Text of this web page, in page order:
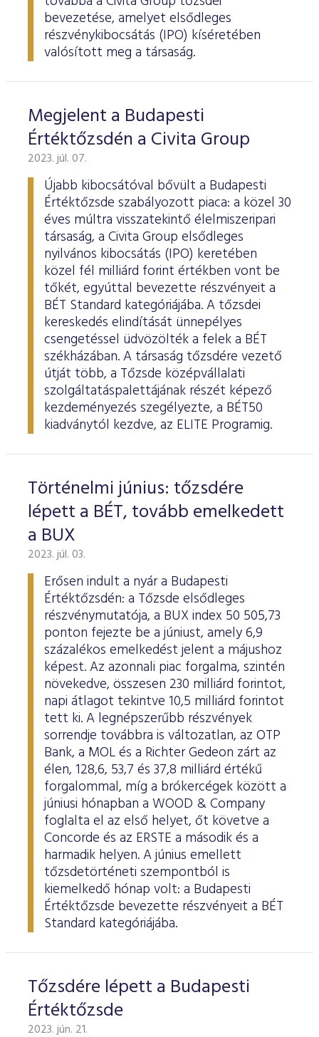
bevezetése, amelyet elsődleges
részvénykibocsátás (IPO) kíséretében
valósított meg a társaság.
Megjelent a Budapesti
Értéktőzsdén a Civita Group
2023. júl. 07.
Újabb kibocsátóval bővült a Budapesti
Értéktőzsde szabályozott piaca: a közel 30
éves múltra visszatekintő élelmiszeripari
társaság, a Civita Group elsődleges
nyilvános kibocsátás (IPO) keretében
közel fél milliárd forint értékben vont be
tőkét, egyúttal bevezette részvényeit a
BÉT Standard kategóriájába. A tőzsdei
kereskedés elindítását ünnepélyes
csengetéssel üdvözölték a felek a BÉT
székházában. A társaság tőzsdére vezető
útját több, a Tőzsde középvállalati
szolgáltatáspalettájának részét képező
kezdeményezés szegélyezte, a BÉT50
kiadványtól kezdve, az ELITE Programig.
Történelmi június: tőzsdére
lépett a BÉT, tovább emelkedett
a BUX
2023. júl. 03.
Erősen indult a nyár a Budapesti
Értéktőzsdén: a Tőzsde elsődleges
részvénymutatója, a BUX index 50 505,73
ponton fejezte be a júniust, amely 6,9
százalékos emelkedést jelent a májushoz
képest. Az azonnali piac forgalma, szintén
növekedve, összesen 230 milliárd forintot,
napi átlagot tekintve 10,5 milliárd forintot
tett ki. A legnépszerűbb részvények
sorrendje továbbra is változatlan, az OTP
Bank, a MOL és a Richter Gedeon zárt az
élen, 128,6, 53,7 és 37,8 milliárd értékű
forgalommal, míg a brókercégek között a
júniusi hónapban a WOOD & Company
foglalta el az első helyet, őt követve a
Concorde és az ERSTE a második és a
harmadik helyen. A június emellett
tőzsdetörténeti szempontból is
kiemelkedő hónap volt: a Budapesti
Értéktőzsde bevezette részvényeit a BÉT
Standard kategóriájába.
Tőzsdére lépett a Budapesti
Értéktőzsde
2023. jún. 21.